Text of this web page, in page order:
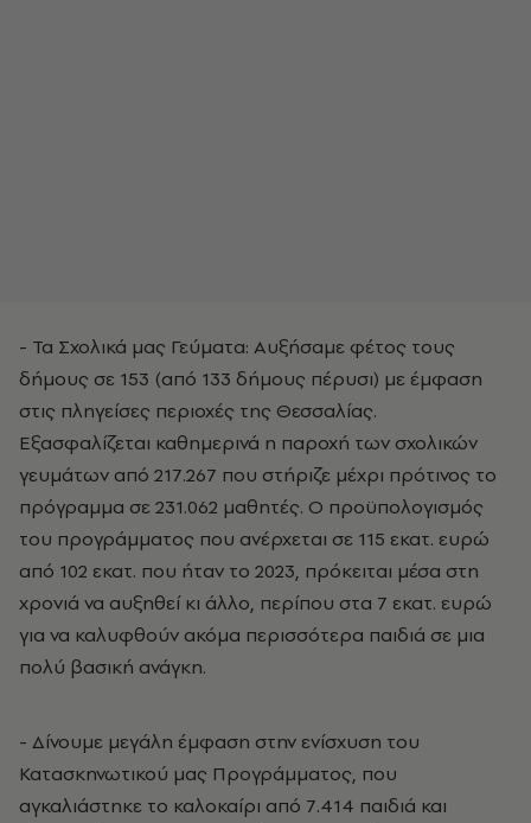
- Τα Σχολικά μας Γεύματα: Αυξήσαμε φέτος τους
δήμους σε 153 (από 133 δήμους πέρυσι) με έμφαση
στις πληγείσες περιοχές της Θεσσαλίας.
Εξασφαλίζεται καθημερινά η παροχή των σχολικών
γευμάτων από 217.267 που στήριζε μέχρι πρότινος το
πρόγραμμα σε 231.062 μαθητές. Ο προϋπολογισμός
του προγράμματος που ανέρχεται σε 115 εκατ. ευρώ
από 102 εκατ. που ήταν το 2023, πρόκειται μέσα στη
χρονιά να αυξηθεί κι άλλο, περίπου στα 7 εκατ. ευρώ
για να καλυφθούν ακόμα περισσότερα παιδιά σε μια
πολύ βασική ανάγκη.
- Δίνουμε μεγάλη έμφαση στην ενίσχυση του
Κατασκηνωτικού μας Προγράμματος, που
αγκαλιάστηκε το καλοκαίρι από 7.414 παιδιά και